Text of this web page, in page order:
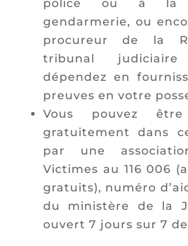
police ou à la
gendarmerie, ou
procureur de la
tribunal
dépendez en
preuves en votre
Vous pouvez être
gratuitement dans
par une
Victimes au 116 006
gratuits), numéro
du ministère de la
ouvert 7 jours sur 7 de